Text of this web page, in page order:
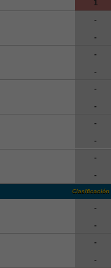
1
-
-
-
-
-
-
-
-
-
-
Clasificación
-
-
-
-